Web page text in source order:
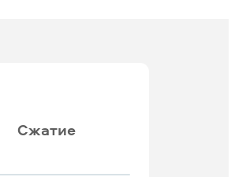
Сжатие